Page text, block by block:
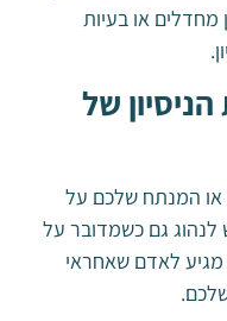
מחדלים או בעיות
של
או המנתח שלכם על
לנהוג גם כשמדובר על
מגיע לאדם שאחראי